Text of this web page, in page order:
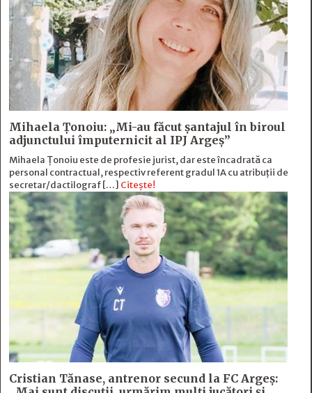
Mihaela Ţonoiu: „Mi-au făcut şantajul în biroul
adjunctului împuternicit al IPJ Argeş”
Mihaela Ţonoiu este de profesie jurist, dar este încadrată ca
personal contractual, respectiv referent gradul 1A cu atribuții de
secretar/dactilograf […] Citește!
Cristian Tănase, antrenor secund la FC Argeş: